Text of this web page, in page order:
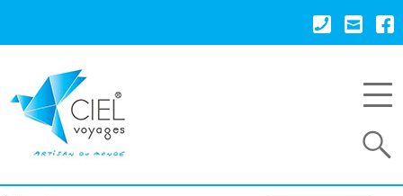
conţinutul